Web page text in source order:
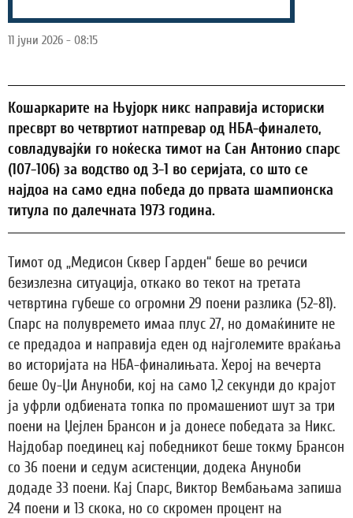
11 јуни 2026 - 08:15
Кошаркарите на Њујорк никс направија историски
пресврт во четвртиот натпревар од НБА-финалето,
совладувајќи го ноќеска тимот на Сан Антонио спарс
(107-106) за водство од 3-1 во серијата, со што се
најдоа на само една победа до првата шампионска
титула по далечната 1973 година.
Тимот од „Медисон Сквер Гарден“ беше во речиси
безизлезна ситуација, откако во текот на третата
четвртина губеше со огромни 29 поени разлика (52-81).
Спарс на полувремето имаа плус 27, но домаќините не
се предадоа и направија еден од најголемите враќања
во историјата на НБА-финалињата. Херој на вечерта
беше Оу-Џи Ануноби, кој на само 1,2 секунди до крајот
ја уфрли одбиената топка по промашениот шут за три
поени на Џејлен Брансон и ја донесе победата за Никс.
Најдобар поединец кај победникот беше токму Брансон
со 36 поени и седум асистенции, додека Ануноби
додаде 33 поени. Кај Спарс, Виктор Вембањама запиша
24 поени и 13 скока, но со скромен процент на